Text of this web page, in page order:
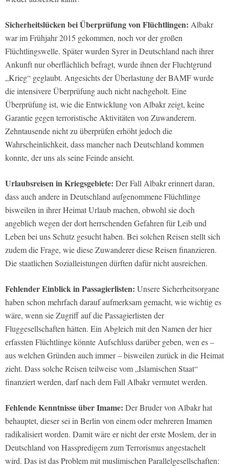
Sicherheitslücken bei Überprüfung von Flüchtlingen: Albakr
war im Frühjahr 2015 gekommen, noch vor der großen
Flüchtlingswelle. Später wurden Syrer in Deutschland nach ihrer
Ankunft nur oberflächlich befragt, wurde ihnen der Fluchtgrund
„Krieg“ geglaubt. Angesichts der Überlastung der BAMF wurde
die intensivere Überprüfung auch nicht nachgeholt. Eine
Überprüfung ist, wie die Entwicklung von Albakr zeigt, keine
Garantie gegen terroristische Aktivitäten von Zuwanderern.
Zehntausende nicht zu überprüfen erhöht jedoch die
Wahrscheinlichkeit, dass mancher nach Deutschland kommen
konnte, der uns als seine Feinde ansieht.
Urlaubsreisen in Kriegsgebiete: Der Fall Albakr erinnert daran,
dass auch andere in Deutschland aufgenommene Flüchtlinge
bisweilen in ihrer Heimat Urlaub machen, obwohl sie doch
angeblich wegen der dort herrschenden Gefahren für Leib und
Leben bei uns Schutz gesucht haben. Bei solchen Reisen stellt sich
zudem die Frage, wie diese Zuwanderer diese Reisen finanzieren.
Die staatlichen Sozialleistungen dürften dafür nicht ausreichen.
Fehlender Einblick in Passagierlisten: Unsere Sicherheitsorgane
haben schon mehrfach darauf aufmerksam gemacht, wie wichtig es
wäre, wenn sie Zugriff auf die Passagierlisten der
Fluggesellschaften hätten. Ein Abgleich mit den Namen der hier
erfassten Flüchtlinge könnte Aufschluss darüber geben, wen es –
aus welchen Gründen auch immer – bisweilen zurück in die Heimat
zieht. Dass solche Reisen teilweise vom „Islamischen Staat“
finanziert werden, darf nach dem Fall Albakr vermutet werden.
Fehlende Kenntnisse über Imame: Der Bruder von Albakr hat
behauptet, dieser sei in Berlin von einem oder mehreren Imamen
radikalisiert worden. Damit wäre er nicht der erste Moslem, der in
Deutschland von Hasspredigern zum Terrorismus angestachelt
wird. Das ist das Problem mit muslimischen Parallelgesellschaften: